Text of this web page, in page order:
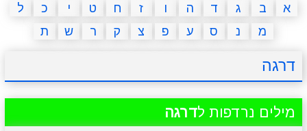
איש תלוי מדריכים פוקימון גו מצא הבדלים
יצירה משחקי בנות אשליות חדשות
א ב ג ד ה ו ז ח ט י כ
ל
מ
נ ס ע פ צ ק ר ש ת
דרגה
מילים נרדפות לדרגה